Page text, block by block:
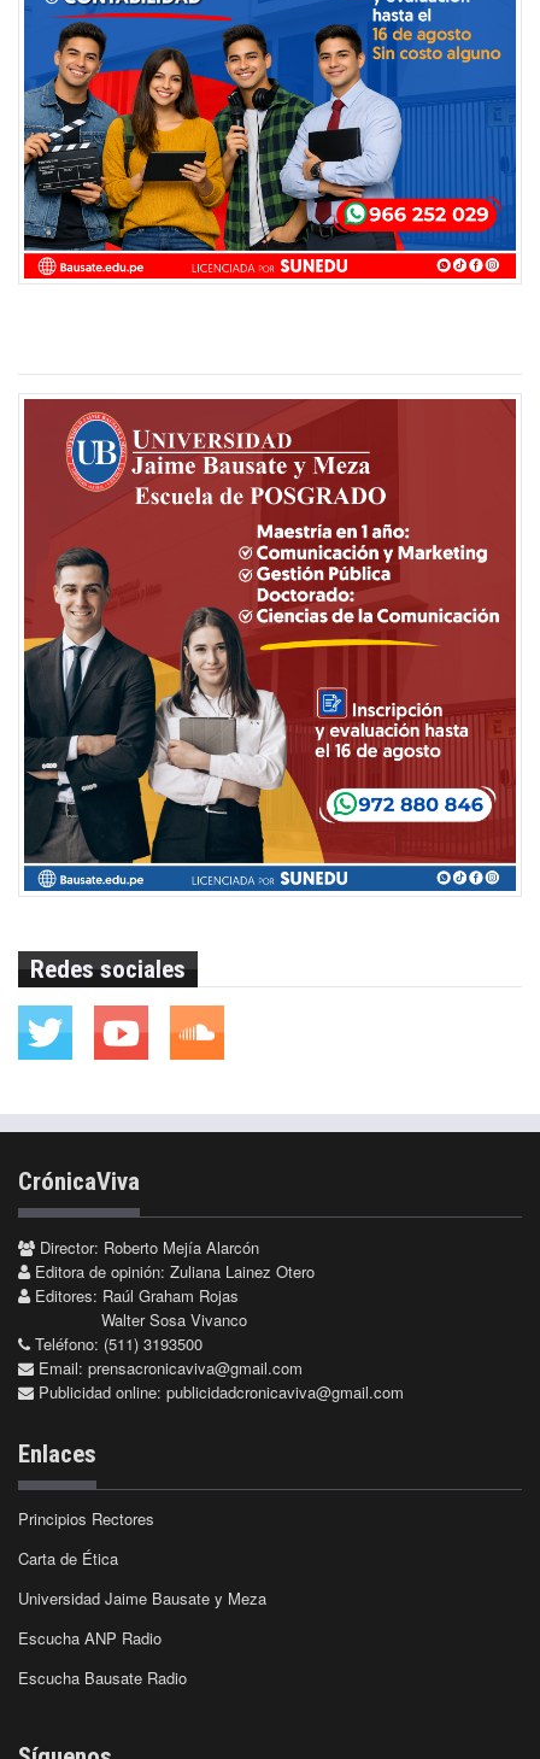
Redes sociales
CrónicaViva
Director: Roberto Mejía Alarcón
Editora de opinión: Zuliana Lainez Otero
Editores: Raúl Graham Rojas
Walter Sosa Vivanco
Teléfono: (511) 3193500
Email: prensacronicaviva@gmail.com
Publicidad online: publicidadcronicaviva@gmail.com
Enlaces
Principios Rectores
Carta de Ética
Universidad Jaime Bausate y Meza
Escucha ANP Radio
Escucha Bausate Radio